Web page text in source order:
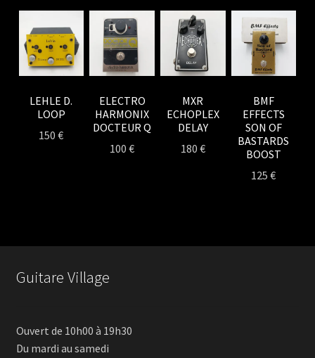
LEHLE D.
LOOP
150€
ELECTRO
HARMONIX
DOCTEUR Q
100€
MXR
ECHOPLEX
DELAY
180 €
BMF
EFFECTS
SON OF
BASTARDS
BOOST
125€
Guitare Village
Ouvert de 10h00 à 19h30
Du mardi au samedi